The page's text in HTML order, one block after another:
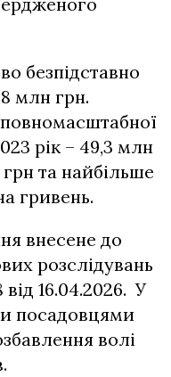
безпідставно
млн грн.
рік – 49,3 млн
та найбільше
гривень.
внесене до
розслідувань
16.04.2026. У
посадовцями
волі